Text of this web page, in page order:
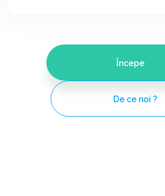
Începe
De ce noi ?